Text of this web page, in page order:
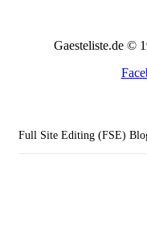
Gaesteliste.de ©
Full Site Editing (FSE)